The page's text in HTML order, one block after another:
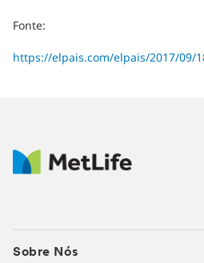
Fonte:
https://elpais.com/elpais/2017/09/
Sobre Nós